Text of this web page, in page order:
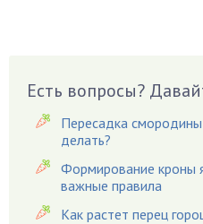
Вредители
Гацания
Гвоздики
Есть вопросы?
Пересадка
делать?
Формирование кроны
важные правила
Как растет перец